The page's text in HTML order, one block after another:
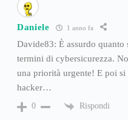
Daniele 1 anno fa
Davide83: È assurdo
termini di cybersicurezza.
una priorità urgente! E poi
hacker…
0 Rispondi